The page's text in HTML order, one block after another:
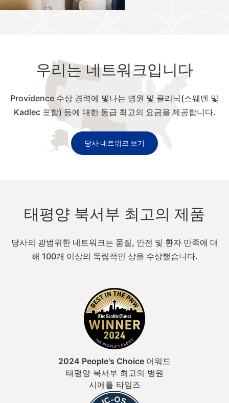
우리는 네트워크입니다
Providence 수상 경력에 빛나는 병원 및 클리닉(스웨덴 및
Kadlec 포함) 등에 대한 동급 최고의 요금을 제공합니다.
당사 네트워크 보기
태평양 북서부 최고의 제품
당사의 광범위한 네트워크는 품질, 안전 및 환자 만족에 대
해 100개 이상의 독립적인 상을 수상했습니다.
2024 People's Choice 어워드
태평양 북서부 최고의 병원
시애틀 타임즈